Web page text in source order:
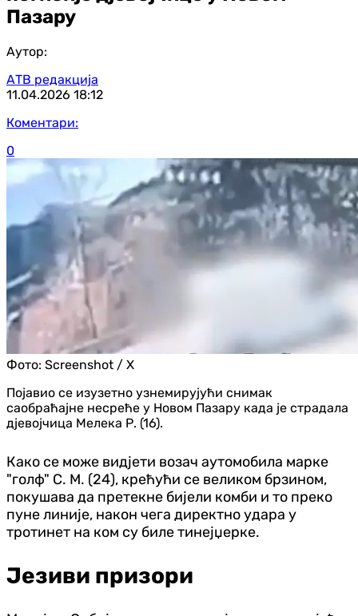
Пазару
Аутор:
АТВ редакција
11.04.2026 18:12
Коментари:
0
Фото: Screenshot / X
Појавио се изузетно узнемирујући снимак
саобраћајне несреће у Новом Пазару када је страдала
дјевојчица Мелека Р. (16).
Како се може видјети возач аутомобила марке
"голф" С. М. (24), крећући се великом брзином,
покушава да претекне бијели комби и то преко
пуне линије, након чега директно удара у
тротинет на ком су биле тинејџерке.
Језиви призори